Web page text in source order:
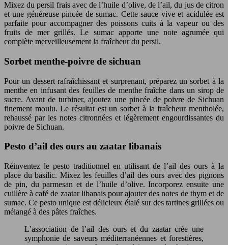
Mixez du persil frais avec de l’huile d’olive, de l’ail, du jus de citron
et une généreuse pincée de sumac. Cette sauce vive et acidulée est
parfaite pour accompagner des poissons cuits à la vapeur ou des
fruits de mer grillés. Le sumac apporte une note agrumée qui
complète merveilleusement la fraîcheur du persil.
Sorbet menthe-poivre de sichuan
Pour un dessert rafraîchissant et surprenant, préparez un sorbet à la
menthe en infusant des feuilles de menthe fraîche dans un sirop de
sucre. Avant de turbiner, ajoutez une pincée de poivre de Sichuan
finement moulu. Le résultat est un sorbet à la fraîcheur mentholée,
rehaussé par les notes citronnées et légèrement engourdissantes du
poivre de Sichuan.
Pesto d’ail des ours au zaatar libanais
Réinventez le pesto traditionnel en utilisant de l’ail des ours à la
place du basilic. Mixez les feuilles d’ail des ours avec des pignons
de pin, du parmesan et de l’huile d’olive. Incorporez ensuite une
cuillère à café de zaatar libanais pour ajouter des notes de thym et de
sumac. Ce pesto unique est délicieux étalé sur des tartines grillées ou
mélangé à des pâtes fraîches.
L’association de l’ail des ours et du zaatar crée une
symphonie de saveurs méditerranéennes et forestières,